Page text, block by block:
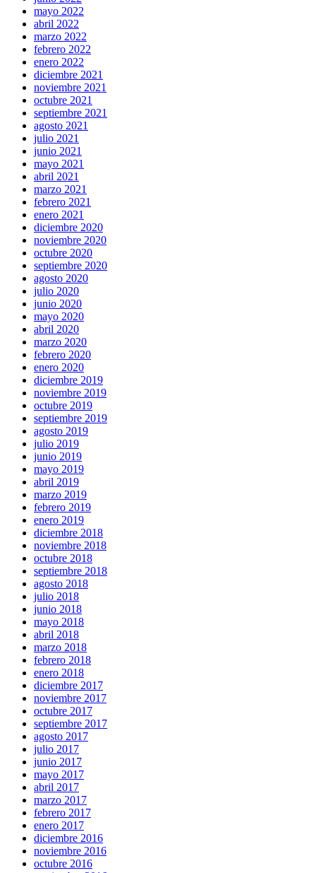
mayo 2022
abril 2022
marzo 2022
febrero 2022
enero 2022
diciembre 2021
noviembre 2021
octubre 2021
septiembre 2021
agosto 2021
julio 2021
junio 2021
mayo 2021
abril 2021
marzo 2021
febrero 2021
enero 2021
diciembre 2020
noviembre 2020
octubre 2020
septiembre 2020
agosto 2020
julio 2020
junio 2020
mayo 2020
abril 2020
marzo 2020
febrero 2020
enero 2020
diciembre 2019
noviembre 2019
octubre 2019
septiembre 2019
agosto 2019
julio 2019
junio 2019
mayo 2019
abril 2019
marzo 2019
febrero 2019
enero 2019
diciembre 2018
noviembre 2018
octubre 2018
septiembre 2018
agosto 2018
julio 2018
junio 2018
mayo 2018
abril 2018
marzo 2018
febrero 2018
enero 2018
diciembre 2017
noviembre 2017
octubre 2017
septiembre 2017
agosto 2017
julio 2017
junio 2017
mayo 2017
abril 2017
marzo 2017
febrero 2017
enero 2017
diciembre 2016
noviembre 2016
octubre 2016